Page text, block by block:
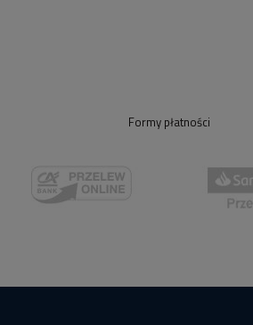
Formy płatności